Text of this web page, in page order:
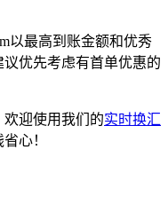
以最高到账金额和优秀
优先考虑有首单优惠的
迎使用我们的实时换汇
心！